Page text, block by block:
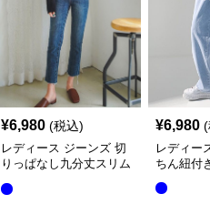
¥6,980 (税込)
レディース ジーンズ 切
りっぱなし九分丈スリム
¥6,980 (
レディー
ちん紐付